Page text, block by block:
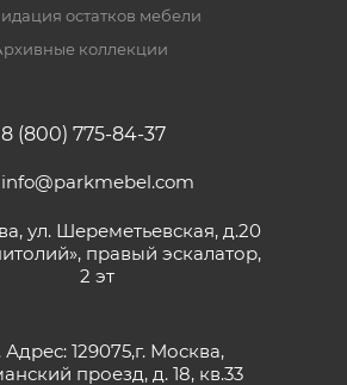
остатков мебели
коллекции
8 (800) 775-84-37
info@parkmebel.com
ул. Шереметьевская, д.20
правый эскалатор,
2 эт
129075,г. Москва,
проезд, д. 18, кв.33